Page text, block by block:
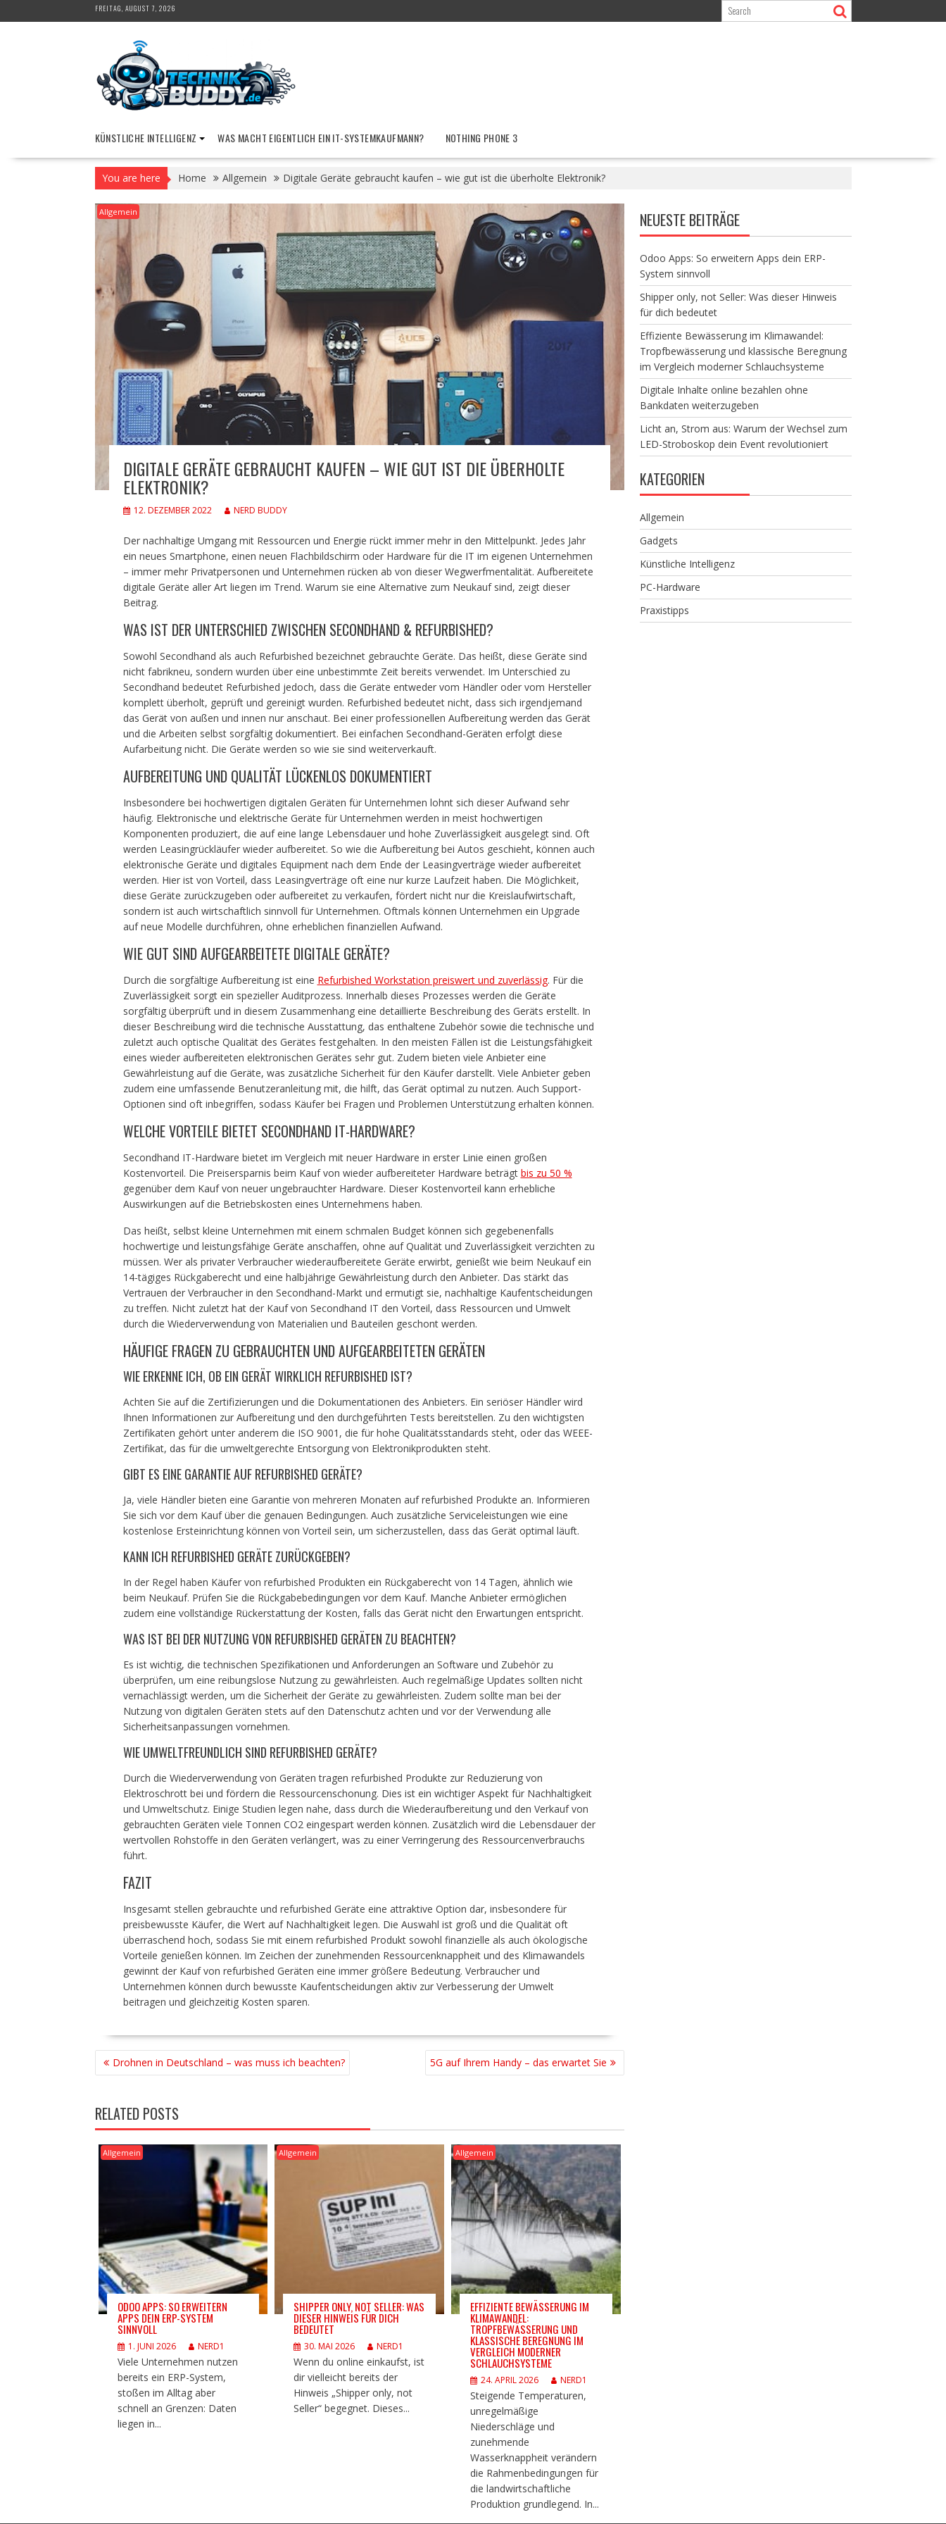
to
FREITAG, AUGUST 7, 2026
KÜNSTLICHE INTELLIGENZ WAS MACHT EIGENTLICH EIN IT-SYSTEMKAUFMANN? NOTHING PHONE 3
You are here Home Allgemein Digitale Geräte gebraucht kaufen – wie gut ist die überholte Elektronik?
Allgemein
DIGITALE GERÄTE GEBRAUCHT KAUFEN – WIE GUT IST DIE ÜBERHOLTE
ELEKTRONIK?
12. DEZEMBER 2022 NERD BUDDY
Der nachhaltige Umgang mit Ressourcen und Energie rückt immer mehr in den Mittelpunkt. Jedes Jahr
ein neues Smartphone, einen neuen Flachbildschirm oder Hardware für die IT im eigenen Unternehmen
– immer mehr Privatpersonen und Unternehmen rücken ab von dieser Wegwerfmentalität. Aufbereitete
digitale Geräte aller Art liegen im Trend. Warum sie eine Alternative zum Neukauf sind, zeigt dieser
Beitrag.
WAS IST DER UNTERSCHIED ZWISCHEN SECONDHAND & REFURBISHED?
Sowohl Secondhand als auch Refurbished bezeichnet gebrauchte Geräte. Das heißt, diese Geräte sind
nicht fabrikneu, sondern wurden über eine unbestimmte Zeit bereits verwendet. Im Unterschied zu
Secondhand bedeutet Refurbished jedoch, dass die Geräte entweder vom Händler oder vom Hersteller
komplett überholt, geprüft und gereinigt wurden. Refurbished bedeutet nicht, dass sich irgendjemand
das Gerät von außen und innen nur anschaut. Bei einer professionellen Aufbereitung werden das Gerät
und die Arbeiten selbst sorgfältig dokumentiert. Bei einfachen Secondhand-Geräten erfolgt diese
Aufarbeitung nicht. Die Geräte werden so wie sie sind weiterverkauft.
AUFBEREITUNG UND QUALITÄT LÜCKENLOS DOKUMENTIERT
Insbesondere bei hochwertigen digitalen Geräten für Unternehmen lohnt sich dieser Aufwand sehr
häufig. Elektronische und elektrische Geräte für Unternehmen werden in meist hochwertigen
Komponenten produziert, die auf eine lange Lebensdauer und hohe Zuverlässigkeit ausgelegt sind. Oft
werden Leasingrückläufer wieder aufbereitet. So wie die Aufbereitung bei Autos geschieht, können auch
elektronische Geräte und digitales Equipment nach dem Ende der Leasingverträge wieder aufbereitet
werden. Hier ist von Vorteil, dass Leasingverträge oft eine nur kurze Laufzeit haben. Die Möglichkeit,
diese Geräte zurückzugeben oder aufbereitet zu verkaufen, fördert nicht nur die Kreislaufwirtschaft,
sondern ist auch wirtschaftlich sinnvoll für Unternehmen. Oftmals können Unternehmen ein Upgrade
auf neue Modelle durchführen, ohne erheblichen finanziellen Aufwand.
WIE GUT SIND AUFGEARBEITETE DIGITALE GERÄTE?
Durch die sorgfältige Aufbereitung ist eine Refurbished Workstation preiswert und zuverlässig. Für die
Zuverlässigkeit sorgt ein spezieller Auditprozess. Innerhalb dieses Prozesses werden die Geräte
sorgfältig überprüft und in diesem Zusammenhang eine detaillierte Beschreibung des Geräts erstellt. In
dieser Beschreibung wird die technische Ausstattung, das enthaltene Zubehör sowie die technische und
zuletzt auch optische Qualität des Gerätes festgehalten. In den meisten Fällen ist die Leistungsfähigkeit
eines wieder aufbereiteten elektronischen Gerätes sehr gut. Zudem bieten viele Anbieter eine
Gewährleistung auf die Geräte, was zusätzliche Sicherheit für den Käufer darstellt. Viele Anbieter geben
zudem eine umfassende Benutzeranleitung mit, die hilft, das Gerät optimal zu nutzen. Auch Support-
Optionen sind oft inbegriffen, sodass Käufer bei Fragen und Problemen Unterstützung erhalten können.
WELCHE VORTEILE BIETET SECONDHAND IT-HARDWARE?
Secondhand IT-Hardware bietet im Vergleich mit neuer Hardware in erster Linie einen großen
Kostenvorteil. Die Preisersparnis beim Kauf von wieder aufbereiteter Hardware beträgt bis zu 50 %
gegenüber dem Kauf von neuer ungebrauchter Hardware. Dieser Kostenvorteil kann erhebliche
Auswirkungen auf die Betriebskosten eines Unternehmens haben.
Das heißt, selbst kleine Unternehmen mit einem schmalen Budget können sich gegebenenfalls
hochwertige und leistungsfähige Geräte anschaffen, ohne auf Qualität und Zuverlässigkeit verzichten zu
müssen. Wer als privater Verbraucher wiederaufbereitete Geräte erwirbt, genießt wie beim Neukauf ein
14-tägiges Rückgaberecht und eine halbjährige Gewährleistung durch den Anbieter. Das stärkt das
Vertrauen der Verbraucher in den Secondhand-Markt und ermutigt sie, nachhaltige Kaufentscheidungen
zu treffen. Nicht zuletzt hat der Kauf von Secondhand IT den Vorteil, dass Ressourcen und Umwelt
durch die Wiederverwendung von Materialien und Bauteilen geschont werden.
HÄUFIGE FRAGEN ZU GEBRAUCHTEN UND AUFGEARBEITETEN GERÄTEN
WIE ERKENNE ICH, OB EIN GERÄT WIRKLICH REFURBISHED IST?
Achten Sie auf die Zertifizierungen und die Dokumentationen des Anbieters. Ein seriöser Händler wird
Ihnen Informationen zur Aufbereitung und den durchgeführten Tests bereitstellen. Zu den wichtigsten
Zertifikaten gehört unter anderem die ISO 9001, die für hohe Qualitätsstandards steht, oder das WEEE-
Zertifikat, das für die umweltgerechte Entsorgung von Elektronikprodukten steht.
GIBT ES EINE GARANTIE AUF REFURBISHED GERÄTE?
Ja, viele Händler bieten eine Garantie von mehreren Monaten auf refurbished Produkte an. Informieren
Sie sich vor dem Kauf über die genauen Bedingungen. Auch zusätzliche Serviceleistungen wie eine
kostenlose Ersteinrichtung können von Vorteil sein, um sicherzustellen, dass das Gerät optimal läuft.
KANN ICH REFURBISHED GERÄTE ZURÜCKGEBEN?
In der Regel haben Käufer von refurbished Produkten ein Rückgaberecht von 14 Tagen, ähnlich wie
beim Neukauf. Prüfen Sie die Rückgabebedingungen vor dem Kauf. Manche Anbieter ermöglichen
zudem eine vollständige Rückerstattung der Kosten, falls das Gerät nicht den Erwartungen entspricht.
WAS IST BEI DER NUTZUNG VON REFURBISHED GERÄTEN ZU BEACHTEN?
Es ist wichtig, die technischen Spezifikationen und Anforderungen an Software und Zubehör zu
überprüfen, um eine reibungslose Nutzung zu gewährleisten. Auch regelmäßige Updates sollten nicht
vernachlässigt werden, um die Sicherheit der Geräte zu gewährleisten. Zudem sollte man bei der
Nutzung von digitalen Geräten stets auf den Datenschutz achten und vor der Verwendung alle
Sicherheitsanpassungen vornehmen.
WIE UMWELTFREUNDLICH SIND REFURBISHED GERÄTE?
Durch die Wiederverwendung von Geräten tragen refurbished Produkte zur Reduzierung von
Elektroschrott bei und fördern die Ressourcenschonung. Dies ist ein wichtiger Aspekt für Nachhaltigkeit
und Umweltschutz. Einige Studien legen nahe, dass durch die Wiederaufbereitung und den Verkauf von
gebrauchten Geräten viele Tonnen CO2 eingespart werden können. Zusätzlich wird die Lebensdauer der
wertvollen Rohstoffe in den Geräten verlängert, was zu einer Verringerung des Ressourcenverbrauchs
führt.
FAZIT
Insgesamt stellen gebrauchte und refurbished Geräte eine attraktive Option dar, insbesondere für
preisbewusste Käufer, die Wert auf Nachhaltigkeit legen. Die Auswahl ist groß und die Qualität oft
überraschend hoch, sodass Sie mit einem refurbished Produkt sowohl finanzielle als auch ökologische
Vorteile genießen können. Im Zeichen der zunehmenden Ressourcenknappheit und des Klimawandels
gewinnt der Kauf von refurbished Geräten eine immer größere Bedeutung. Verbraucher und
Unternehmen können durch bewusste Kaufentscheidungen aktiv zur Verbesserung der Umwelt
beitragen und gleichzeitig Kosten sparen.
BEITRAGSNAVIGATION
Drohnen in Deutschland – was muss ich beachten? 5G auf Ihrem Handy – das erwartet Sie
RELATED POSTS
Allgemein
ODOO APPS: SO ERWEITERN
APPS DEIN ERP-SYSTEM
SINNVOLL
1. JUNI 2026 NERD1
Viele Unternehmen nutzen
bereits ein ERP-System,
stoßen im Alltag aber
schnell an Grenzen: Daten
liegen in...
Allgemein
SHIPPER ONLY, NOT SELLER: WAS
DIESER HINWEIS FÜR DICH
BEDEUTET
30. MAI 2026 NERD1
Wenn du online einkaufst, ist
dir vielleicht bereits der
Hinweis „Shipper only, not
Seller“ begegnet. Dieses...
Allgemein
EFFIZIENTE BEWÄSSERUNG IM
KLIMAWANDEL:
TROPFBEWÄSSERUNG UND
KLASSISCHE BEREGNUNG IM
VERGLEICH MODERNER
SCHLAUCHSYSTEME
24. APRIL 2026 NERD1
Steigende Temperaturen,
unregelmäßige
Niederschläge und
zunehmende
Wasserknappheit verändern
die Rahmenbedingungen für
die landwirtschaftliche
Produktion grundlegend. In...
NEUESTE BEITRÄGE
Odoo Apps: So erweitern Apps dein ERP-
System sinnvoll
Shipper only, not Seller: Was dieser Hinweis
für dich bedeutet
Effiziente Bewässerung im Klimawandel:
Tropfbewässerung und klassische Beregnung
im Vergleich moderner Schlauchsysteme
Digitale Inhalte online bezahlen ohne
Bankdaten weiterzugeben
Licht an, Strom aus: Warum der Wechsel zum
LED-Stroboskop dein Event revolutioniert
KATEGORIEN
Allgemein
Gadgets
Künstliche Intelligenz
PC-Hardware
Praxistipps